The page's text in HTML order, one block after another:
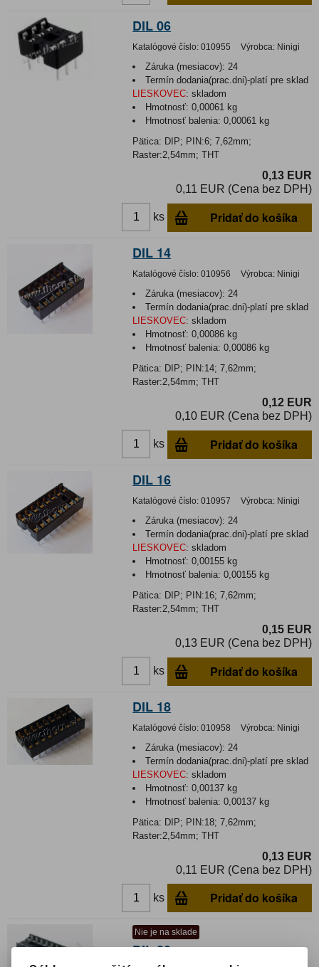
DIL 06
Katalógové číslo: 010955 Výrobca: Ninigi
Záruka (mesiacov): 24
Termín dodania(prac.dni)-platí pre sklad
LIESKOVEC: skladom
Hmotnosť:0,00061 kg
Hmotnosť balenia:0,00061 kg
Pätica: DIP; PIN:6; 7,62mm;
Raster:2,54mm; THT
0,13 EUR
0,11 EUR (Cena bez DPH)
ks Pridať do košíka
DIL 14
Katalógové číslo: 010956 Výrobca: Ninigi
Záruka (mesiacov): 24
Termín dodania(prac.dni)-platí pre sklad
LIESKOVEC: skladom
Hmotnosť:0,00086 kg
Hmotnosť balenia:0,00086 kg
Pätica: DIP; PIN:14; 7,62mm;
Raster:2,54mm; THT
0,12 EUR
0,10 EUR (Cena bez DPH)
ks Pridať do košíka
DIL 16
Katalógové číslo: 010957 Výrobca: Ninigi
Záruka (mesiacov): 24
Termín dodania(prac.dni)-platí pre sklad
LIESKOVEC: skladom
Hmotnosť:0,00155 kg
Hmotnosť balenia:0,00155 kg
Pätica: DIP; PIN:16; 7,62mm;
Raster:2,54mm; THT
0,15 EUR
0,13 EUR (Cena bez DPH)
ks Pridať do košíka
DIL 18
Katalógové číslo: 010958 Výrobca: Ninigi
Záruka (mesiacov): 24
Termín dodania(prac.dni)-platí pre sklad
LIESKOVEC: skladom
Hmotnosť:0,00137 kg
Hmotnosť balenia:0,00137 kg
Pätica: DIP; PIN:18; 7,62mm;
Raster:2,54mm; THT
0,13 EUR
0,11 EUR (Cena bez DPH)
ks Pridať do košíka
Nie je na sklade
DIL 20